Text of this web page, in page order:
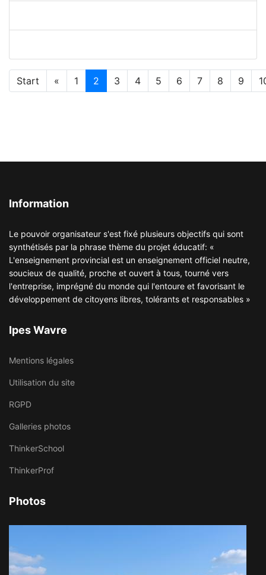
Start « 1 2 3 4 5 6 7 8 9
Information
Le pouvoir organisateur s'est fixé plusieurs objectifs qui sont
synthétisés par la phrase thème du projet éducatif: «
L'enseignement provincial est un enseignement officiel neutre,
soucieux de qualité, proche et ouvert à tous, tourné vers
l'entreprise, imprégné du monde qui l'entoure et favorisant le
développement de citoyens libres, tolérants et responsables »
Ipes Wavre
Mentions légales
Utilisation du site
RGPD
Galleries photos
ThinkerSchool
ThinkerProf
Photos